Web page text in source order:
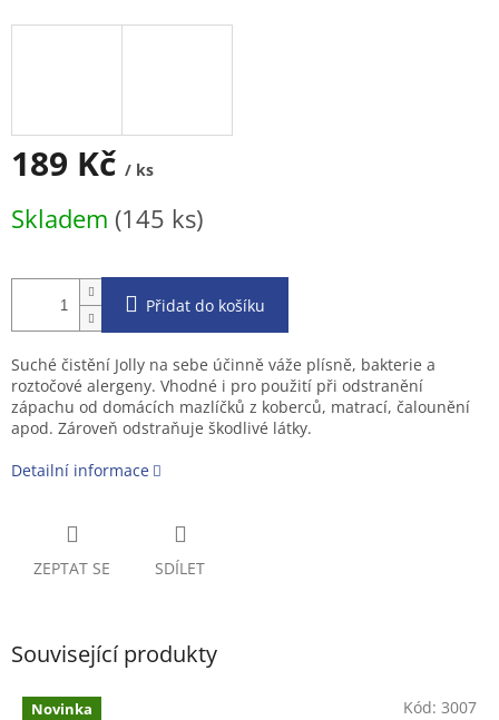
189 Kč / ks
cena:
Skladem (145 ks)
Přidat do košíku
Suché čistění Jolly na sebe účinně váže plísně, bakterie a
roztočové alergeny. Vhodné i pro použití při odstranění
zápachu od domácích mazlíčků z koberců, matrací, čalounění
apod. Zároveň odstraňuje škodlivé látky.
Detailní informace
ZEPTAT SE SDÍLET
Související produkty
Novinka Kód: 3007